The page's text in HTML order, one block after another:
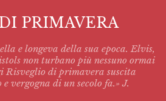
PRIMAVERA
e longeva della sua epoca. Elvis,
non turbano più nessuno ormai
Risveglio di primavera suscita
vergogna di un secolo fa.» J.